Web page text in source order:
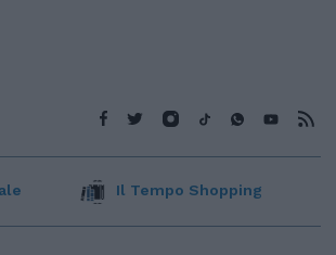
Il Tempo Shopping